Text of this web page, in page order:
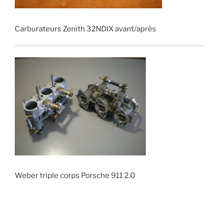
Carburateurs Zenith 32NDIX avant/après
Weber triple corps Porsche 911 2.0